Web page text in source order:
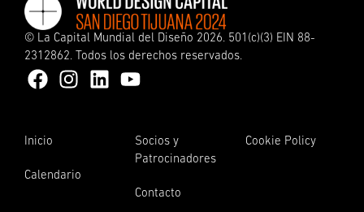
© La Capital Mundial del Diseño 2026. 501(c)(3) EIN 88-
2312862. Todos los derechos reservados.
Inicio
Calendario
Socios y
Patrocinadores
Contacto
Cookie Policy